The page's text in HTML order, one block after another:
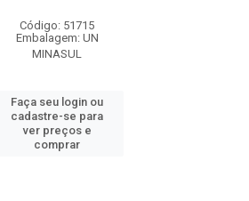
Código: 51715
Embalagem: UN
MINASUL
Faça seu login ou
cadastre-se para
ver preços e
comprar